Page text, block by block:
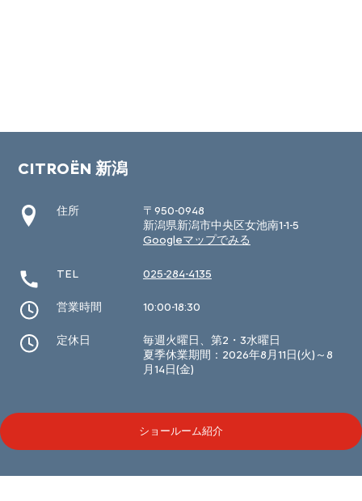
CITROËN 新潟
住所
〒950-0948
新潟県新潟市中央区女池南1-1-5
Googleマップでみる
TEL 025-284-4135
営業時間 10:00-18:30
定休日
毎週火曜日、第2・3水曜日
夏季休業期間：2026年8月11日(火)～8
月14日(金)
ショールーム紹介